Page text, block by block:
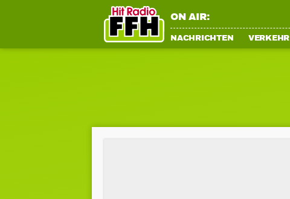
ON AIR:
NACHRICHTEN VERKEHR